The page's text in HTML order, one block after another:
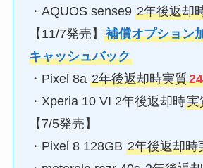
・AQUOS sense92年後返却
【11/7発売】補償オプション
キャッシュバック
・Pixel 8a2年後返却時実質
・Xperia 10 VI 2年後返却時実
【7/5発売】
・Pixel 8 128GB2年後返却時